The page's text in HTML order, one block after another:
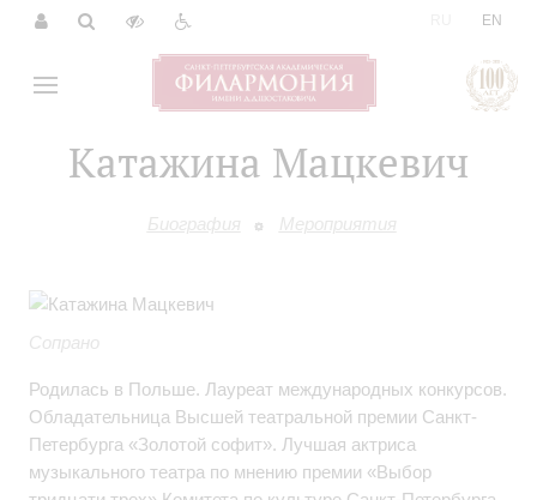
EN
Катажина Мацкевич
Биография Мероприятия
Сопрано
Родилась в Польше. Лауреат международных конкурсов.
Обладательница Высшей театральной премии Санкт-
Петербурга «Золотой софит». Лучшая актриса
музыкального театра по мнению премии «Выбор